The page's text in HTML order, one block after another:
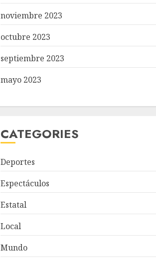
noviembre 2023
octubre 2023
septiembre 2023
mayo 2023
CATEGORIES
Deportes
Espectáculos
Estatal
Local
Mundo